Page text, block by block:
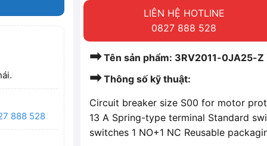
888 528
LIÊN HỆ HOTLINE
0827 888 528
➡Tên sản phẩm: 3RV2011-0JA25-
➡Thông số kỹ thuật:
Circuit breaker size S00 for motor
13 A Spring-type terminal Standard
switches 1 NO+1 NC Reusable